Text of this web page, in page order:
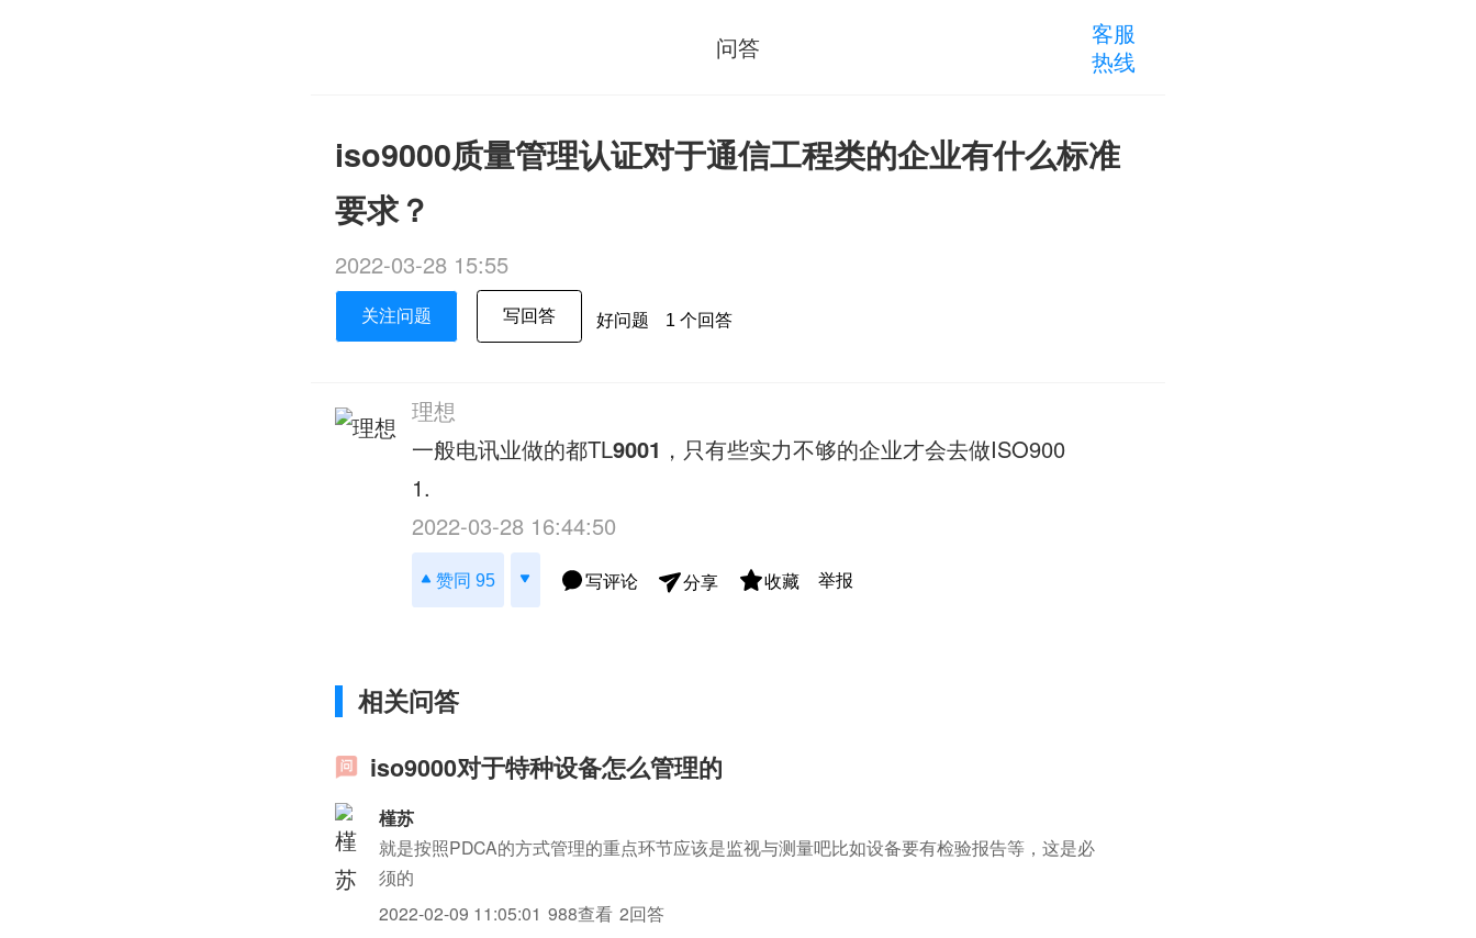
问答
客服
热线
iso9000质量管理认证对于通信工程类的企业有什么标准
要求？
2022-03-28 15:55
关注问题 写回答 好问题 1 个回答
理想
一般电讯业做的都TL9001 ，只有些实力不够的企业才会去做ISO900
1.
2022-03-28 16:44:50
赞同 95 写评论 分享 收藏 举报
相关问答
iso9000对于特种设备怎么管理的
槿苏
就是按照PDCA的方式管理的重点环节应该是监视与测量吧比如设备要有检验报告等，这是必
须的
2022-02-09 11:05:01 988查看 2回答